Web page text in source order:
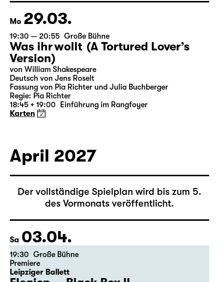
Im Anschluss: „Selfie im Bühnenlicht“
Karten
Mo 29.03.
19:30 — 20:55 Große Bühne
Was ihr wollt (A Tortured Lover’s
Version)
von William Shakespeare
Deutsch von Jens Roselt
Karten
April 2027
Der vollständige Spielplan wird bis zum 5.
des Vormonats veröffentlicht.
Sa 03.04.